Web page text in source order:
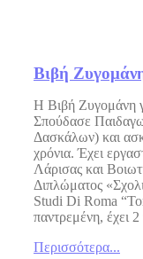
Βιβή
Η Βιβή Ζυγομάνη
Σπούδασε
Δασκάλων) και
χρόνια. Έχει
Λάρισας και
Διπλώματος
Studi Di Roma
παντρεμένη, έχει
Περισσότερα...